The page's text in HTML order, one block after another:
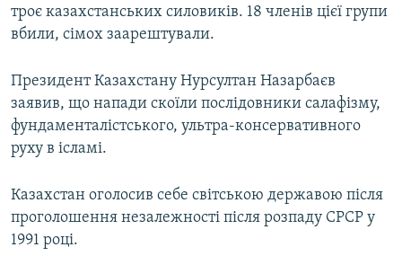
троє казахстанських силовиків. 18 членів цієї групи
вбили, сімох заарештували.
Президент Казахстану Нурсултан Назарбаєв
заявив, що напади скоїли послідовники салафізму,
фундаменталістського, ультра-консервативного
руху в ісламі.
Казахстан оголосив себе світською державою після
проголошення незалежності після розпаду СРСР у
1991 році.